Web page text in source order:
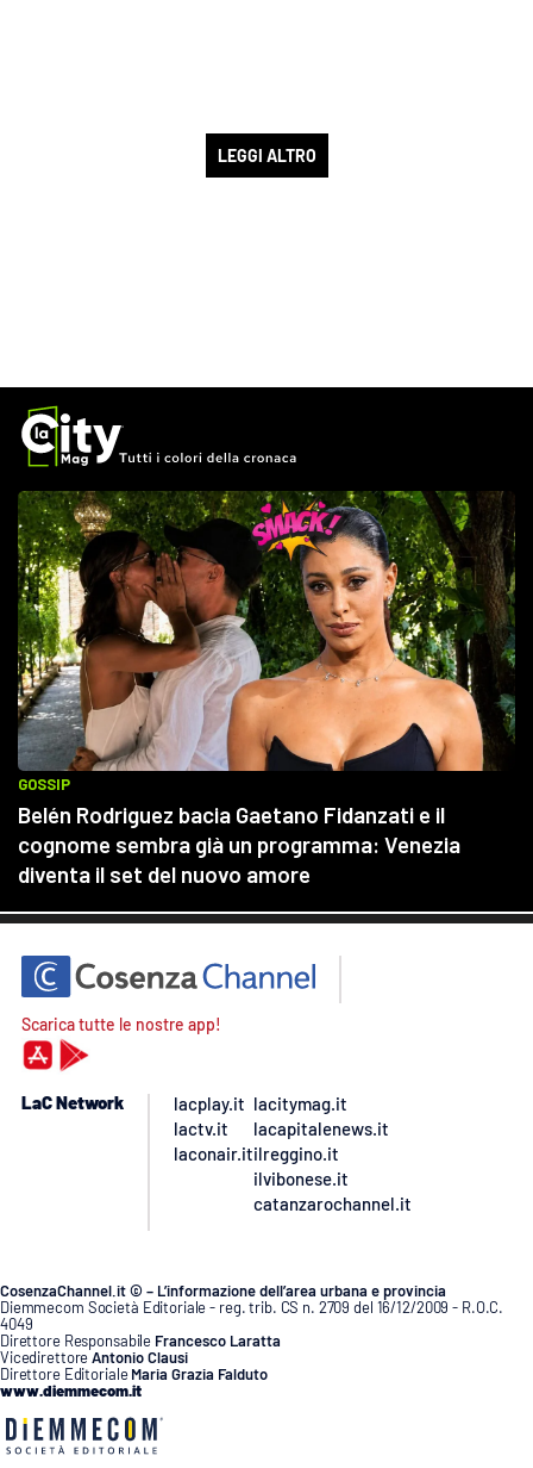
LEGGI ALTRO
Scarica tutte le nostre app!
LaC Network
lacplay.it
lactv.it
laconair.it
lacitymag.it
lacapitalenews.it
ilreggino.it
ilvibonese.it
catanzarochannel.it
CosenzaChannel.it © – L’informazione dell’area urbana e provincia
Diemmecom Società Editoriale - reg. trib. CS n. 2709 del 16/12/2009 - R.O.C.
4049
Direttore Responsabile Francesco Laratta
VicedirettoreAntonio Clausi
Direttore Editoriale Maria Grazia Falduto
www.diemmecom.it